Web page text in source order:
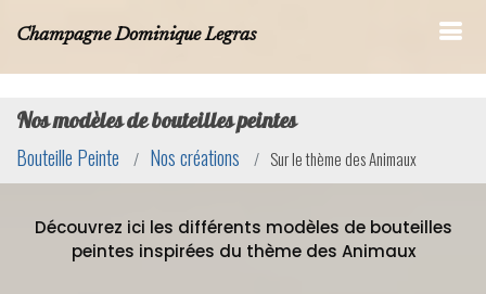
Champagne Dominique Legras
Nos modèles de bouteilles peintes
Bouteille Peinte Nos créations Sur le thème des Animaux
Découvrez ici les différents modèles de bouteilles
peintes inspirées du thème des Animaux